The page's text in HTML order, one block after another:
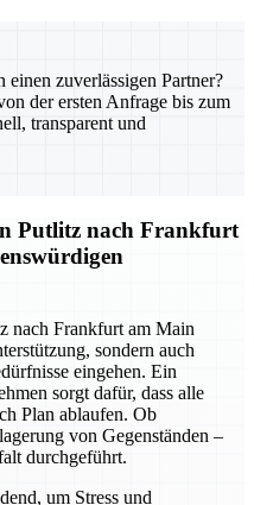
einen zuverlässigen Partner?
der ersten Anfrage bis zum
transparent und
Putlitz nach Frankfurt
nach Frankfurt am Main
sondern auch
eingehen. Ein
sorgt dafür, dass alle
Plan ablaufen. Ob
von Gegenständen –
durchgeführt.
um Stress und